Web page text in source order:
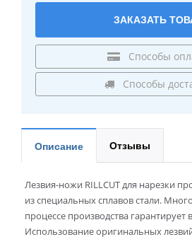
ЗАКАЗАТЬ
Способы
Способы
Описание Отзывы
Лезвия-ножи RILLCUT для нарезки
из специальных сплавов стали.
процессе производства гарантирует
Использование оригинальных